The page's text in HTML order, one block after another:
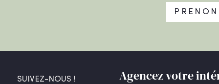
SUIVEZ-NOUS ! Agencez votre